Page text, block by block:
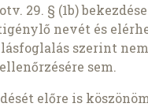
29. § (1b)
nevét és
szerint
sem.
előre is